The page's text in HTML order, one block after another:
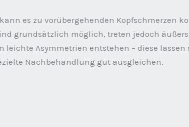
es zu vorübergehenden Kopfschmerzen
grundsätzlich möglich, treten jedoch
leichte Asymmetrien entstehen – diese
Nachbehandlung gut ausgleichen.